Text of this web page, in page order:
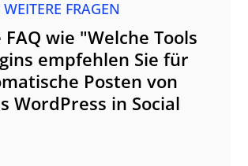
FRAGEN
wie "Welche Tools
empfehlen Sie für
Posten von
WordPress in Social